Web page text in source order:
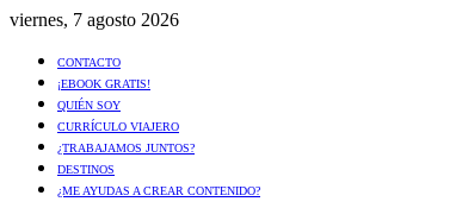
viernes, 7 agosto 2026
CONTACTO
¡EBOOK GRATIS!
QUIÉN SOY
CURRÍCULO VIAJERO
¿TRABAJAMOS JUNTOS?
DESTINOS
¿ME AYUDAS A CREAR CONTENIDO?